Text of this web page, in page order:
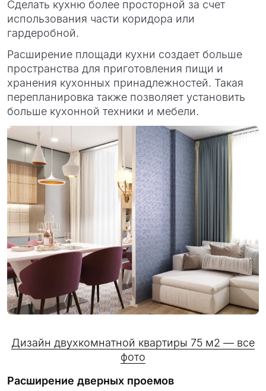
Сделать кухню более просторной за счет
использования части коридора или
гардеробной.
Расширение площади кухни создает больше
пространства для приготовления пищи и
хранения кухонных принадлежностей. Такая
перепланировка также позволяет установить
больше кухонной техники и мебели.
Дизайн двухкомнатной квартиры 75 м2 — все
фото
Расширение дверных проемов